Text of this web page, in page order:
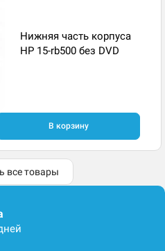
Нижняя часть корпуса
HP 15-rb500 без DVD
В корзину
все товары